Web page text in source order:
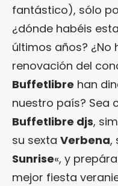
fantástico), sólo
¿dónde habéis
últimos años? ¿No
renovación del
Buffetlibre han
nuestro país? Sea
Buffetlibre djs,
su sexta Verbena,
Sunrise«, y
mejor fiesta